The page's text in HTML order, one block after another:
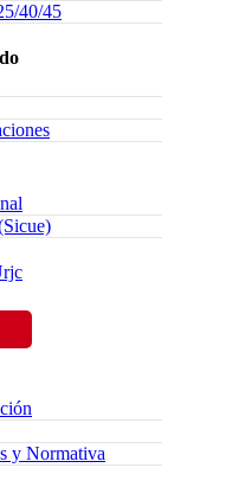
40/45
y Normativa